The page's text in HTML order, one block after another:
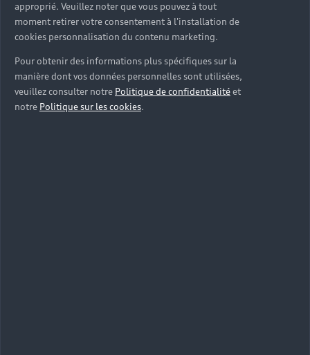
approprié. Veuillez noter que vous pouvez à tout
moment retirer votre consentement à l'installation de
cookies personnalisation du contenu marketing.
Pour obtenir des informations plus spécifiques sur la
manière dont vos données personnelles sont utilisées,
veuillez consulter notre Politique de confidentialitéet
notre Politique sur les cookies.